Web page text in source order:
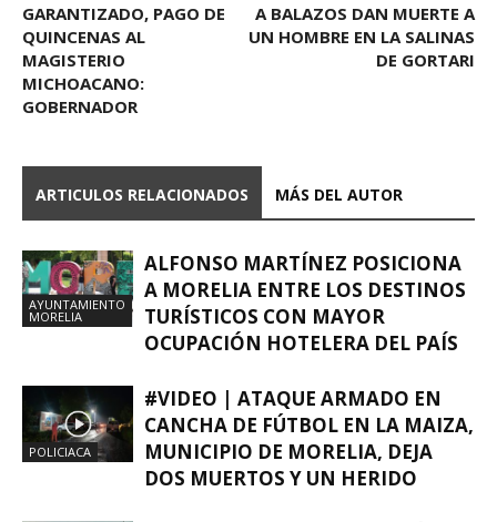
GARANTIZADO, PAGO DE
QUINCENAS AL
MAGISTERIO
MICHOACANO:
GOBERNADOR
A BALAZOS DAN MUERTE A
UN HOMBRE EN LA SALINAS
DE GORTARI
ARTICULOS RELACIONADOS MÁS DEL AUTOR
AYUNTAMIENTO
MORELIA
ALFONSO MARTÍNEZ POSICIONA
A MORELIA ENTRE LOS DESTINOS
TURÍSTICOS CON MAYOR
OCUPACIÓN HOTELERA DEL PAÍS
POLICIACA
#VIDEO | ATAQUE ARMADO EN
CANCHA DE FÚTBOL EN LA MAIZA,
MUNICIPIO DE MORELIA, DEJA
DOS MUERTOS Y UN HERIDO